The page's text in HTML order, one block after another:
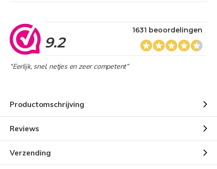
9.2
1631 beoordelingen
“Eerlijk, snel, netjes en zeer competent”
Productomschrijving
Reviews
Verzending